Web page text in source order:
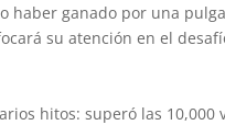
haber ganado por una
su atención en el
hitos: superó las